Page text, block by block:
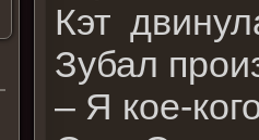
Кэт
Зубал
– Я кое-